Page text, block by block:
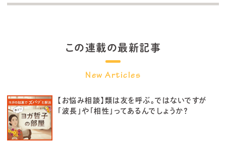
この連載の最新記事
【お悩み相談】類は友を呼ぶ。ではないですが
「波長」や「相性」ってあるんでしょうか？